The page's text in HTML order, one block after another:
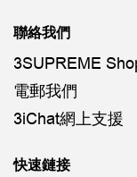
聯絡我們
3SUPREME
電郵我們
3iChat網上支援
快速鏈接